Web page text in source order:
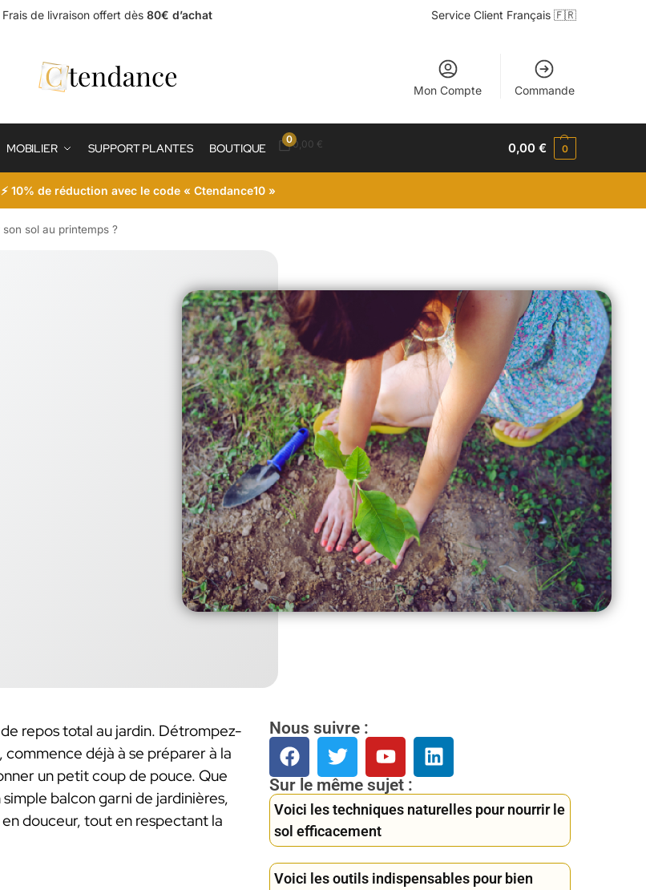
Frais de livraison offert dès 80€ d’achat Service Client Français 🇫🇷
Mon Compte Commande
MOBILIER SUPPORT PLANTES BOUTIQUE
00,00 € 0,00€ 0
10% de réduction avec le code « Ctendance10 »
sol au printemps ?
repos total au jardin. Détrompez-
déjà à se préparer à la
un petit coup de pouce. Que
balcon garni de jardinières,
douceur, tout en respectant la
Nous suivre :
Sur le même sujet :
Voici les techniques naturelles pour nourrir le
sol efficacement
Voici les outils indispensables pour bien